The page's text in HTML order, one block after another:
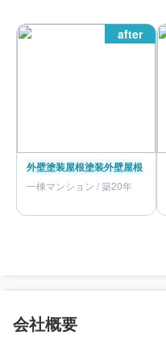
after
外壁塗装屋根塗装外壁屋根
一棟マンション / 築20年
会社概要